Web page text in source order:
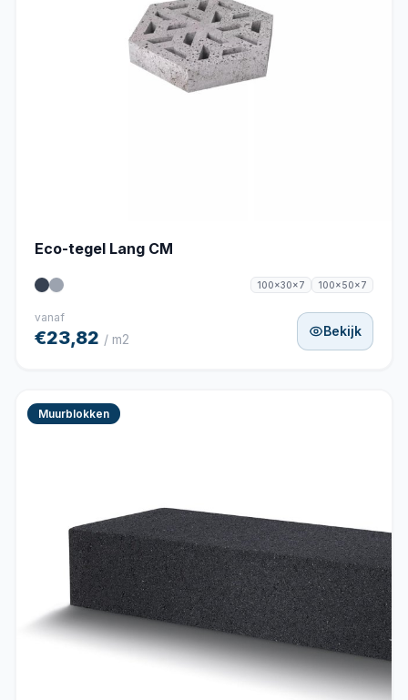
Eco-tegel Lang CM
100x30x7 100x50x7
vanaf
€23,82 / m2
Bekijk
Muurblokken